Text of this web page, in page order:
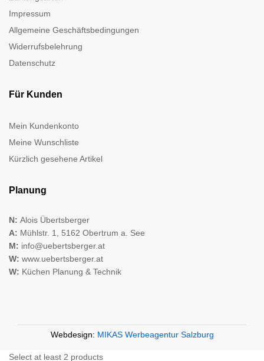
Impressum
Allgemeine Geschäftsbedingungen
Widerrufsbelehrung
Datenschutz
Für Kunden
Mein Kundenkonto
Meine Wunschliste
Kürzlich gesehene Artikel
Planung
N: Alois Übertsberger
A: Mühlstr. 1, 5162 Obertrum a. See
M: info@uebertsberger.at
W: www.uebertsberger.at
W: Küchen Planung & Technik
Webdesign: MIKAS Werbeagentur Salzburg
Select at least 2 products